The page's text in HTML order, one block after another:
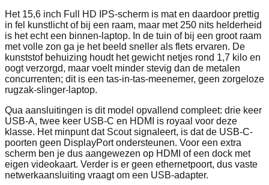
Het 15,6 inch Full HD IPS-scherm is mat en daardoor prettig
in fel kunstlicht of bij een raam, maar met 250 nits helderheid
is het echt een binnen-laptop. In de tuin of bij een groot raam
met volle zon ga je het beeld sneller als flets ervaren. De
kunststof behuizing houdt het gewicht netjes rond 1,7 kilo en
oogt verzorgd, maar voelt minder stevig dan de metalen
concurrenten; dit is een tas-in-tas-meenemer, geen zorgeloze
rugzak-slinger-laptop.
Qua aansluitingen is dit model opvallend compleet: drie keer
USB-A, twee keer USB-C en HDMI is royaal voor deze
klasse. Het minpunt dat Scout signaleert, is dat de USB-C-
poorten geen DisplayPort ondersteunen. Voor een extra
scherm ben je dus aangewezen op HDMI of een dock met
eigen videokaart. Verder is er geen ethernetpoort, dus vaste
netwerkaansluiting vraagt om een USB-adapter.